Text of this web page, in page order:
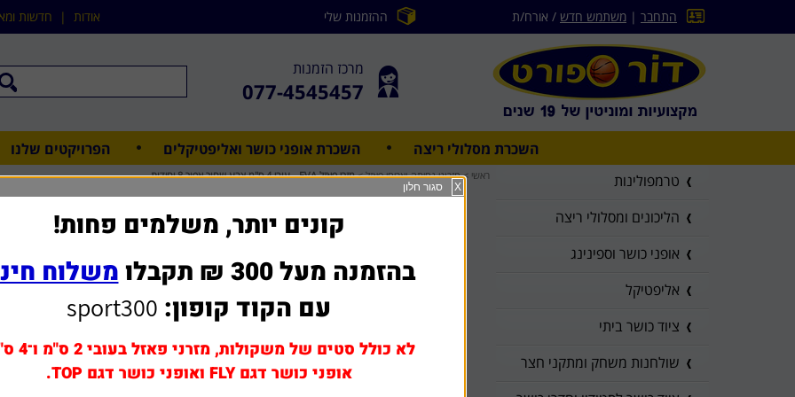
התחבר | משתמש חדש / אורח/ת ההזמנות שלי אודות | חדשות
מרכז הזמנות
077-4545457
השכרת מסלולי ריצה השכרת אופני כושר ואליפטיקלים הפרויקטים שלנו
ראשי > מזרוני נחיתה ואריחי פאזל > מזרן פאזל EVA - עובי 4 ס"מ צבע שחור אפור 8 יחידות
מזרן פאזל EVA - עובי 4 ס"מ צבע שחור אפור 8 יחידות
שאל אותנו על מוצר
מחיר משלוח: 0 - 60 ₪
1 הוסף לסל
טרמפולינות
הליכונים ומסלולי ריצה
אופני כושר וספינינג
אליפטיקל
ציוד כושר ביתי
שולחנות משחק ומתקני חצר
X סגור חלון
קונים יותר, משלמים פחות!
בהזמנה מעל 300 ₪ תקבלו
משלוח
עם הקוד קופון: sport300
לא כולל סטים של משקולות, מזרני פאזל בעובי 2 ס"מ ו־4 ס"מ,
אופני כושר דגם FLY ואופני כושר דגם TOP.